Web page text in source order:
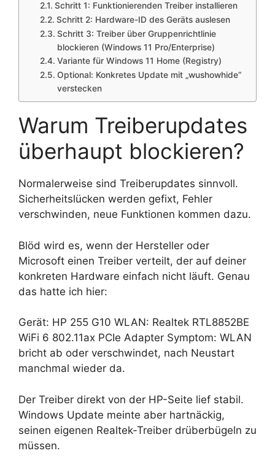
Schritt 1: Funktionierenden Treiber installieren
Schritt 2: Hardware-ID des Geräts auslesen
Schritt 3: Treiber über Gruppenrichtlinie
blockieren (Windows 11 Pro/Enterprise)
Variante für Windows 11 Home (Registry)
Optional: Konkretes Update mit „wushowhide“
verstecken
Warum Treiberupdates
überhaupt blockieren?
Normalerweise sind Treiberupdates sinnvoll.
Sicherheitslücken werden gefixt, Fehler
verschwinden, neue Funktionen kommen dazu.
Blöd wird es, wenn der Hersteller oder
Microsoft einen Treiber verteilt, der auf deiner
konkreten Hardware einfach nicht läuft. Genau
das hatte ich hier:
Gerät: HP 255 G10 WLAN: Realtek RTL8852BE
WiFi 6 802.11ax PCIe Adapter Symptom: WLAN
bricht ab oder verschwindet, nach Neustart
manchmal wieder da.
Der Treiber direkt von der HP-Seite lief stabil.
Windows Update meinte aber hartnäckig,
seinen eigenen Realtek-Treiber drüberbügeln zu
müssen.